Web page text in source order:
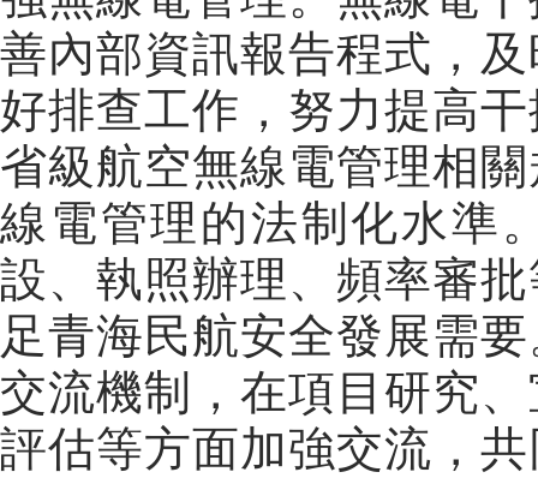
善內部資訊報告程式，
好排查工作，努力提高
省級航空無線電管理相
線電管理的法制化水準
設、執照辦理、頻率審
足青海民航安全發展需
交流機制，在項目研究
評估等方面加強交流，